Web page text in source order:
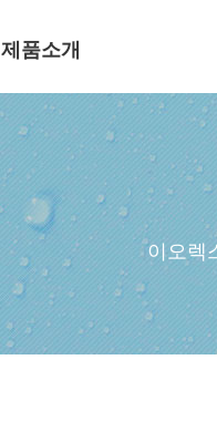
제품소개
이오렉